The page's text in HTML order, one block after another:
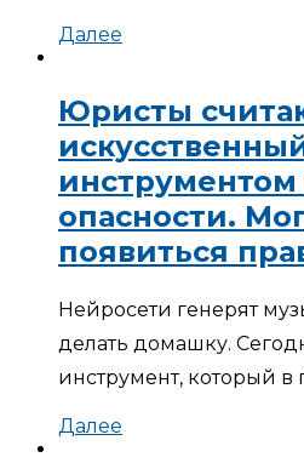
Далее
Юристы
опасности.
появиться
Нейросети генерят
делать домашку.
инструмент, который в
Далее